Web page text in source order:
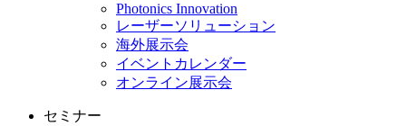
Photonics Innovation
レーザーソリューション
海外展示会
イベントカレンダー
オンライン展示会
セミナー